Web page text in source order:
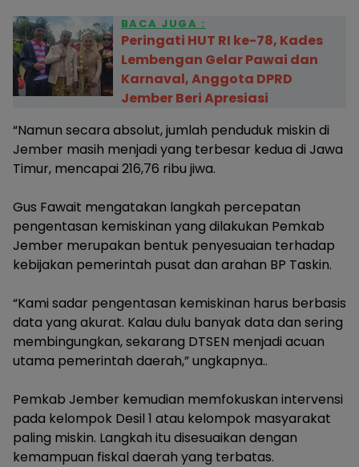
BACA JUGA :
Peringati HUT RI ke-78, Kades
Lembengan Gelar Pawai dan
Karnaval, Anggota DPRD
Jember Beri Apresiasi
“Namun secara absolut, jumlah penduduk miskin di
Jember masih menjadi yang terbesar kedua di Jawa
Timur, mencapai 216,76 ribu jiwa.
Gus Fawait mengatakan langkah percepatan
pengentasan kemiskinan yang dilakukan Pemkab
Jember merupakan bentuk penyesuaian terhadap
kebijakan pemerintah pusat dan arahan BP Taskin.
“Kami sadar pengentasan kemiskinan harus berbasis
data yang akurat. Kalau dulu banyak data dan sering
membingungkan, sekarang DTSEN menjadi acuan
utama pemerintah daerah,” ungkapnya..
Pemkab Jember kemudian memfokuskan intervensi
pada kelompok Desil 1 atau kelompok masyarakat
paling miskin. Langkah itu disesuaikan dengan
kemampuan fiskal daerah yang terbatas.